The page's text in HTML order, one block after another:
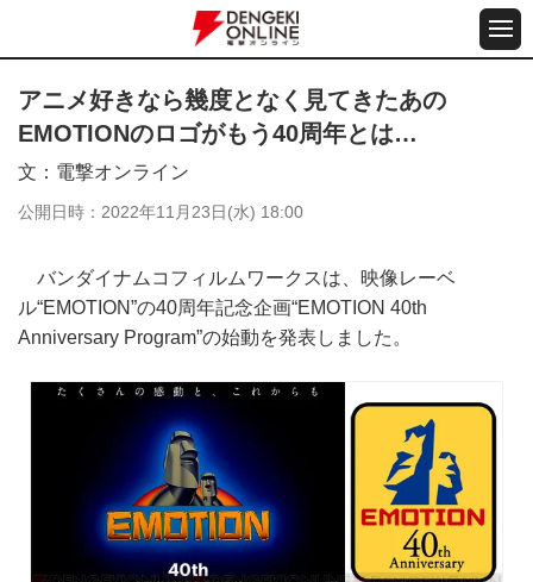
アニメ好きなら幾度となく見てきたあの
EMOTIONのロゴがもう40周年とは…
文 電撃オンライン
公開日時 2022年11月23日(水) 18:00
バンダイナムコフィルムワークスは、映像レーベ
ル“EMOTION”の40周年記念企画“EMOTION 40th
Anniversary Program”の始動を発表しました。